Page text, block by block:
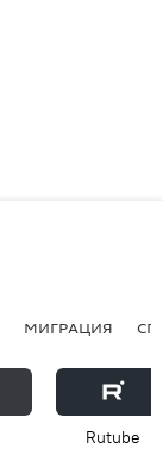
МИГРАЦИЯ
Rutube